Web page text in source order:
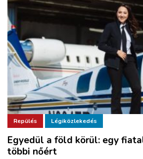
Repülés Légiközlekedés
Egyedül a föld körül: egy
többi nőért